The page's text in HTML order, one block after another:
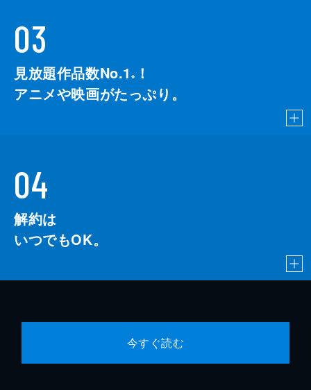
03
見放題作品数No.1 ※
！
アニメや映画がたっぷり。
04
解約は
いつでもOK。
今すぐ読む